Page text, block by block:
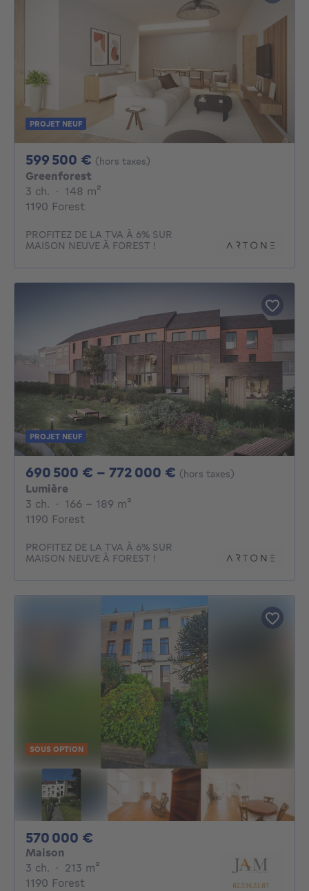
PROJET NEUF
599 500 € 599500€
(hors taxes)
Greenforest
3 ch. 3 chambres
· 148 m²
1190 Forest
PROFITEZ DE LA TVA À 6% SUR
MAISON NEUVE À FOREST !
PROJET NEUF
690 500 € - 772 000 € De 690500€ À
(hors taxes)
Lumière
3 ch. 3 chambres
· 166 - 189 m²
1190 Forest
PROFITEZ DE LA TVA À 6% SUR
MAISON NEUVE À FOREST !
SOUS OPTION
570 000 €
Maison
3 ch. 3 chambres
· 213 m²
1190 Forest